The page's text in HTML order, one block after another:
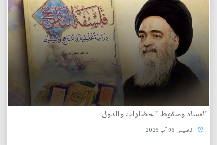
الفساد وسقوط الحضارات والدول
الخميس 06 آب 2026